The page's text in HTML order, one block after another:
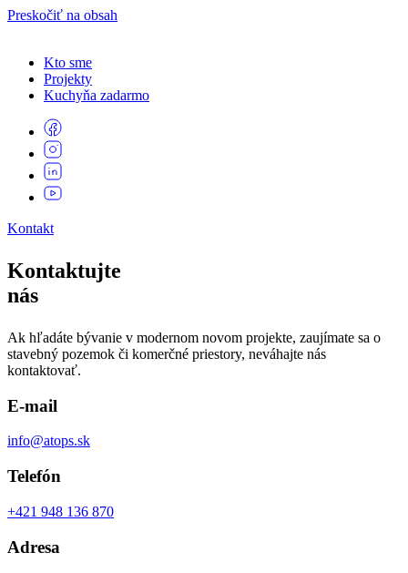
Preskočiť na obsah
Kto sme
Projekty
Kuchyňa zadarmo
Kontakt
Kontaktujte
nás
Ak hľadáte bývanie v modernom novom projekte, zaujímate sa o
stavebný pozemok či komerčné priestory, neváhajte nás
kontaktovať.
E-mail
info@atops.sk
Telefón
+421 948 136 870
Adresa